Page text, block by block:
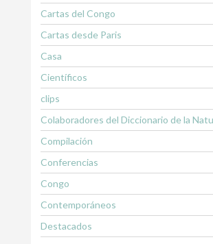
Cartas del Congo
Cartas desde Paris
Casa
Científicos
clips
Colaboradores del Diccionario de la
Compilación
Conferencias
Congo
Contemporáneos
Destacados